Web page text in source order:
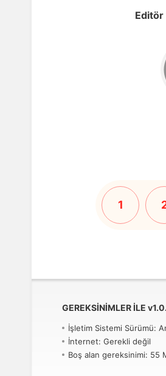
1
GEREKSINIMLER ILE v
İşletim Sistemi Sürümü:
İnternet: Gerekli değil
Boş alan gereksinimi: 55